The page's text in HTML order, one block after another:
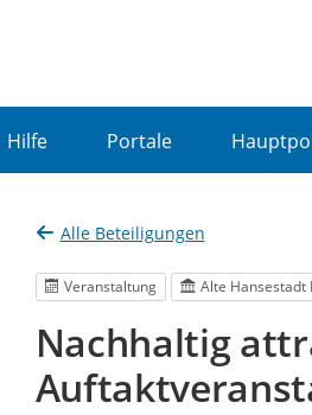
Hilfe Portale
Alle Beteiligungen
Veranstaltung Alte Hansestadt
Nachhaltig